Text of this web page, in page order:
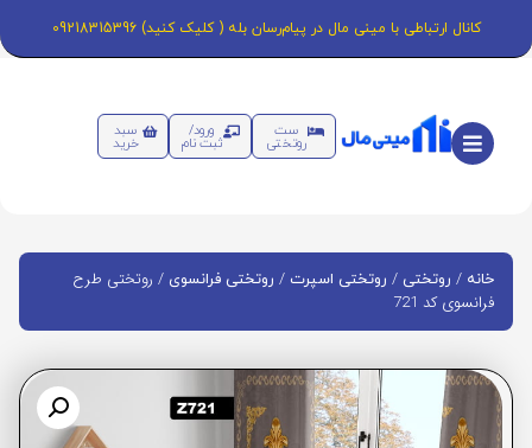
کانال ارتباطی با مینی مال در پیام‌رسان بله ( کلیک کنید) 09218315396
ست
روتختی
ورود/
ثبت نام
سبد
خرید
خانه / روتختی / روتختی اسپرت / روتختی فرانسوی / روتختی طرح
فرانسوی کد 721